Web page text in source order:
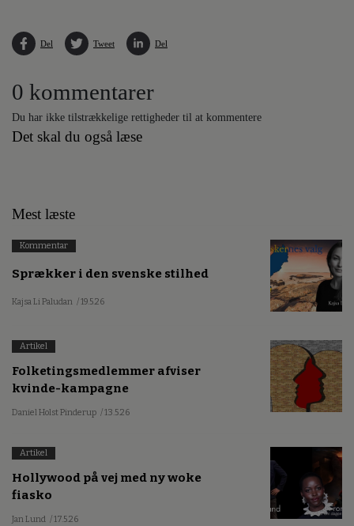
Del Tweet Del
0 kommentarer
Du har ikke tilstrækkelige rettigheder til at kommentere
Det skal du også læse
Mest læste
Kommentar
Sprækker i den svenske stilhed
Kajsa Li Paludan / 19.5.26
Artikel
Folketingsmedlemmer afviser
kvinde-kampagne
Daniel Holst Pinderup / 13.5.26
Artikel
Hollywood på vej med ny woke
fiasko
Jan Lund / 17.5.26